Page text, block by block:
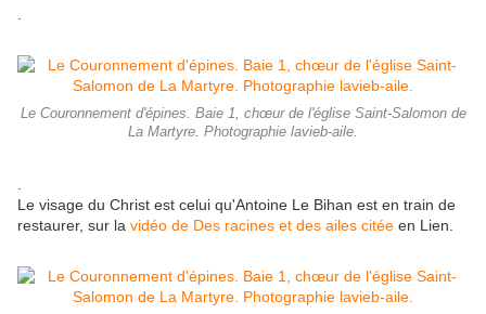
Le Couronnement d'épines. Baie 1, chœur de l'église Saint-Salomon de
La Martyre. Photographie lavieb-aile.
Le visage du Christ est celui qu'Antoine Le Bihan est en train de
restaurer, sur la vidéo de Des racines et des ailes citée en Lien.